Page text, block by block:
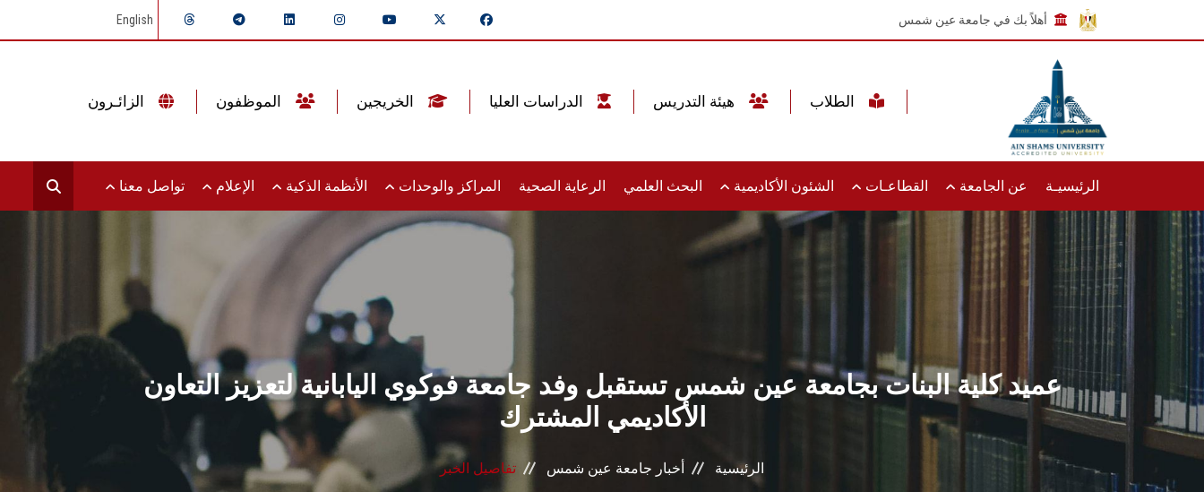
أهلاً بك في جامعة عين شمس English
الرئيسيـة عن الجامعة القطاعـات الشئون الأكاديمية البحث العلمي الرعاية الصحية المراكز والوحدات الأنظمة الذكية الإعلام تواصل معنا
عميد كلية البنات بجامعة عين شمس تستقبل وفد جامعة فوكوي اليابانية لتعزيز التعاون
الأكاديمي المشترك
الرئيسية أخبار جامعة عين شمس تفاصيل الخبر